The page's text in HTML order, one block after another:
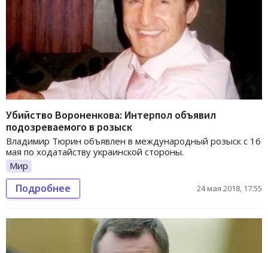
Убийство Вороненкова: Интерпол объявил
подозреваемого в розыск
Владимир Тюрин объявлен в международный розыск с 16
мая по ходатайству украинской стороны.
Мир
Подробнее 24 мая 2018, 17:55